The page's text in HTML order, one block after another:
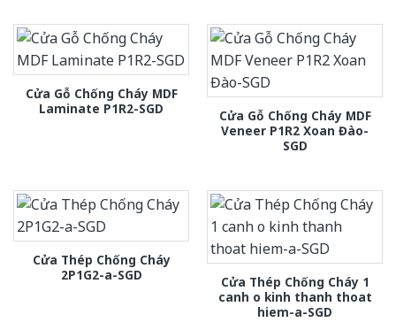
Cửa Gỗ Chống Cháy MDF
Laminate P1R2-SGD
Cửa Gỗ Chống Cháy MDF
Veneer P1R2 Xoan Đào-
SGD
Cửa Thép Chống Cháy
2P1G2-a-SGD
Cửa Thép Chống Cháy 1
canh o kinh thanh thoat
hiem-a-SGD